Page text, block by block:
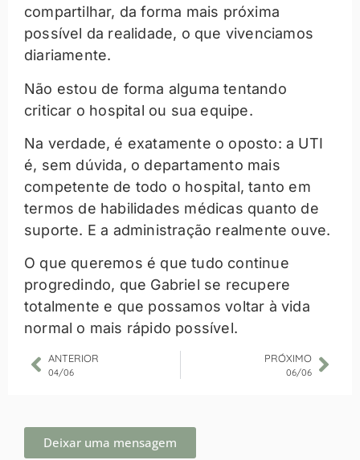
compartilhar, da forma mais próxima
possível da realidade, o que vivenciamos
diariamente.
Não estou de forma alguma tentando
criticar o hospital ou sua equipe.
Na verdade, é exatamente o oposto: a UTI
é, sem dúvida, o departamento mais
competente de todo o hospital, tanto em
termos de habilidades médicas quanto de
suporte. E a administração realmente ouve.
O que queremos é que tudo continue
progredindo, que Gabriel se recupere
totalmente e que possamos voltar à vida
normal o mais rápido possível.
ANTERIOR
04/06
PRÓXIMO
06/06
Deixar uma mensagem